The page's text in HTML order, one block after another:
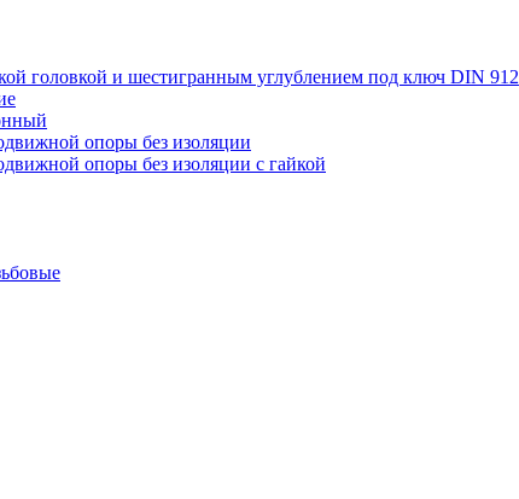
головкой и шестигранным углублением под ключ DIN 912
опоры без изоляции
опоры без изоляции с гайкой